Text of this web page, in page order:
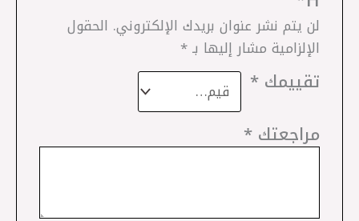
لن يتم نشر عنوان بريدك الإلكتروني. الحقول
الإلزامية مشار إليها بـ*
تقييمك*
مراجعتك*